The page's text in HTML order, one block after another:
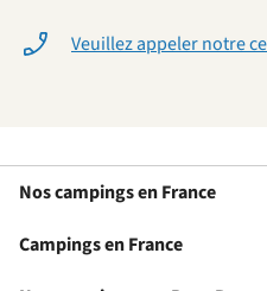
Veuillez appeler notre
Nos campings en France
Campings en France